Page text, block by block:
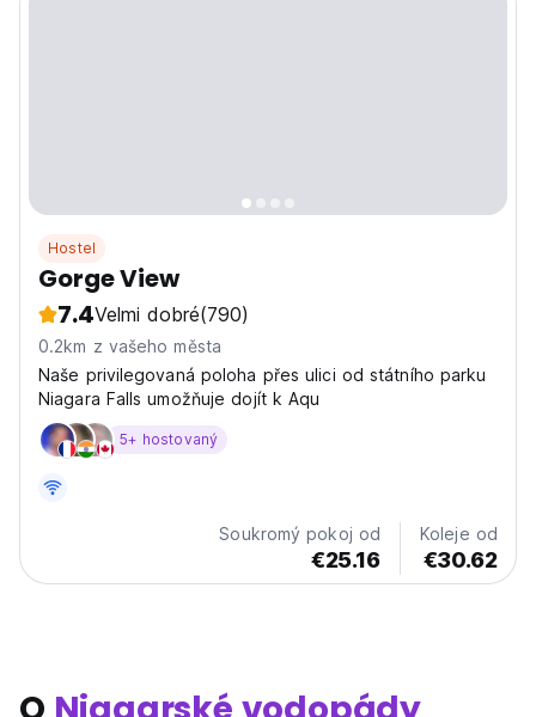
Hostel
Gorge View
7.4Velmi dobré(790)
0.2km z vašeho města
Naše privilegovaná poloha přes ulici od státního parku
Niagara Falls umožňuje dojít k Aqu
5+ hostovaný
Soukromý pokoj od
€25.16
Koleje od
€30.62